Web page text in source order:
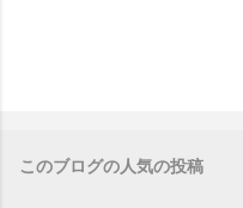
このブログの人気の投稿